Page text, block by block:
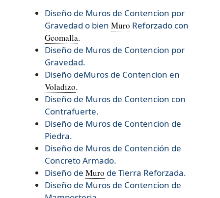
Diseño de Muros de Contencion por
Gravedad o bien Muro Reforzado con
Geomalla.
Diseño de Muros de Contencion por
Gravedad.
Diseño deMuros de Contencion en
Voladizo.
Diseño de Muros de Contencion con
Contrafuerte.
Diseño de Muros de Contencion de
Piedra.
Diseño de Muros de Contención de
Concreto Armado.
Diseño de Muro de Tierra Reforzada.
Diseño de Muros de Contencion de